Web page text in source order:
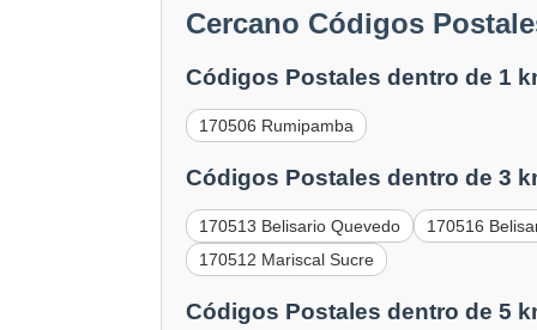
Cercano Códigos
Códigos Postales dentro de 1
170506 Rumipamba
Códigos Postales dentro de 3
170513 Belisario Quevedo
170516
170512 Mariscal Sucre
Códigos Postales dentro de 5